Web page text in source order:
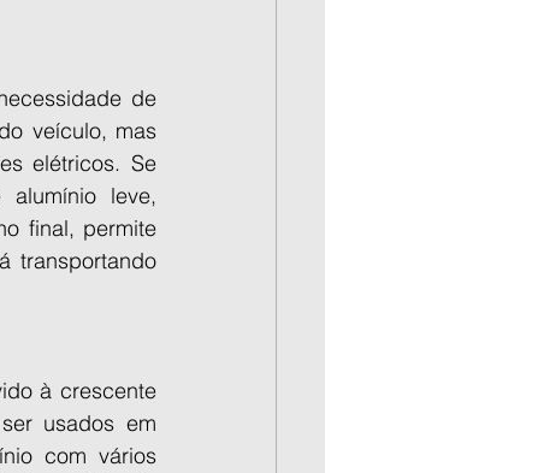
de
veículo, mas
elétricos. Se
leve,
final, permite
transportando
à crescente
usados ​​em
com vários